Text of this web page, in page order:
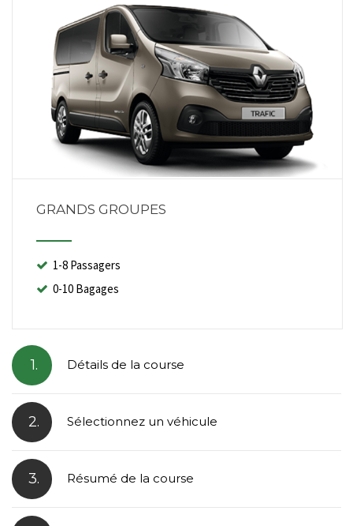
GRANDS GROUPES
1-8 Passagers
0-10 Bagages
1. Détails de la course
2. Sélectionnez un véhicule
3. Résumé de la course